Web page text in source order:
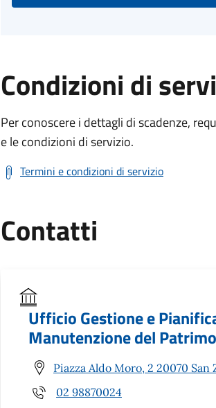
Condizioni di
Per conoscere i dettagli di scadenze,
e le condizioni di servizio.
Termini e condizioni di servizio
Contatti
Ufficio Gestione e
Manutenzione del
Piazza Aldo Moro, 2 20070
02 98870024